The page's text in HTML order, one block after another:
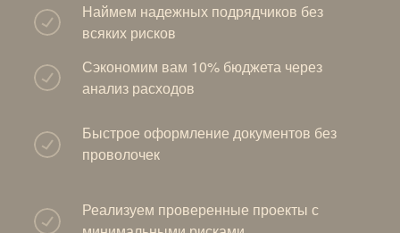
Реализуем проверенные проекты с
Быстрое оформление документов без
проволочек
Сэкономим вам 10% бюджета через
анализ расходов
Наймем надежных подрядчиков без
всяких рисков